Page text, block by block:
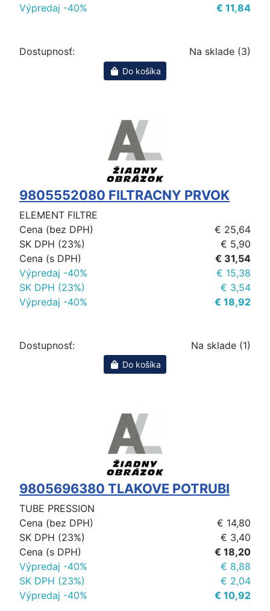
Výpredaj -40%
€ 11,84
Dostupnosť: Na sklade (3)
Do košíka
9805552080 FILTRACNY PRVOK
ELEMENT FILTRE
Cena (bez DPH)
€ 25,64
SK DPH (23%)
€ 5,90
Cena (s DPH)
€ 31,54
Výpredaj -40%
€ 15,38
SK DPH (23%)
€ 3,54
Výpredaj -40%
€ 18,92
Dostupnosť: Na sklade (1)
Do košíka
9805696380 TLAKOVE POTRUBI
TUBE PRESSION
Cena (bez DPH)
€ 14,80
SK DPH (23%)
€ 3,40
Cena (s DPH)
€ 18,20
Výpredaj -40%
€ 8,88
SK DPH (23%)
€ 2,04
Výpredaj -40%
€ 10,92